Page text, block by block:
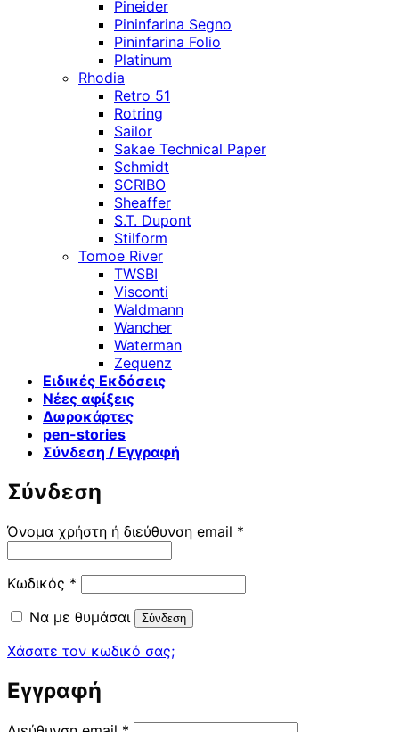
Pineider
Pininfarina Segno
Pininfarina Folio
Platinum
Rhodia
Retro 51
Rotring
Sailor
Sakae Technical Paper
Schmidt
SCRIBO
Sheaffer
S.T. Dupont
Stilform
Tomoe River
TWSBI
Visconti
Waldmann
Wancher
Waterman
Zequenz
Ειδικές Εκδόσεις
Νέες αφίξεις
Δωροκάρτες
pen-stories
Σύνδεση / Εγγραφή
Σύνδεση
Όνομα χρήστη ή διεύθυνση email *
Κωδικός * Απαιτείται
Να με θυμάσαι
Σύνδεση
Χάσατε τον κωδικό σας;
Εγγραφή